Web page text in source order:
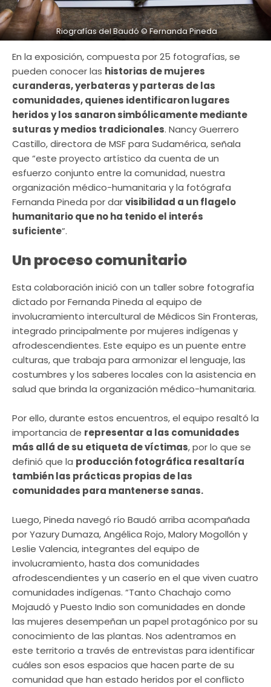
Riografías del Baudó © Fernanda Pineda
En la exposición, compuesta por 25 fotografías, se
pueden conocer las historias de mujeres
curanderas, yerbateras y parteras de las
comunidades, quienes identificaron lugares
heridos y los sanaron simbólicamente mediante
suturas y medios tradicionales. Nancy Guerrero
Castillo, directora de MSF para Sudamérica, señala
que “este proyecto artístico da cuenta de un
esfuerzo conjunto entre la comunidad, nuestra
organización médico-humanitaria y la fotógrafa
Fernanda Pineda por darvisibilidad a un flagelo
humanitario que no ha tenido el interés
suficiente”.
Un proceso comunitario
Esta colaboración inició con un taller sobre fotografía
dictado por Fernanda Pineda al equipo de
involucramiento intercultural de Médicos Sin Fronteras,
integrado principalmente por mujeres indígenas y
afrodescendientes. Este equipo es un puente entre
culturas, que trabaja para armonizar el lenguaje, las
costumbres y los saberes locales con la asistencia en
salud que brinda la organización médico-humanitaria.
Por ello, durante estos encuentros, el equipo resaltó la
importancia de representar a las comunidades
más allá de su etiqueta de víctimas, por lo que se
definió que la producción fotográfica resaltaría
también las prácticas propias de las
comunidades para mantenerse sanas.
Luego, Pineda navegó río Baudó arriba acompañada
por Yazury Dumaza, Angélica Rojo, Malory Mogollón y
Leslie Valencia, integrantes del equipo de
involucramiento, hasta dos comunidades
afrodescendientes y un caserío en el que viven cuatro
comunidades indígenas. “Tanto Chachajo como
Mojaudó y Puesto Indio son comunidades en donde
las mujeres desempeñan un papel protagónico por su
conocimiento de las plantas. Nos adentramos en
este territorio a través de entrevistas para identificar
cuáles son esos espacios que hacen parte de su
comunidad que han estado heridos por el conflicto